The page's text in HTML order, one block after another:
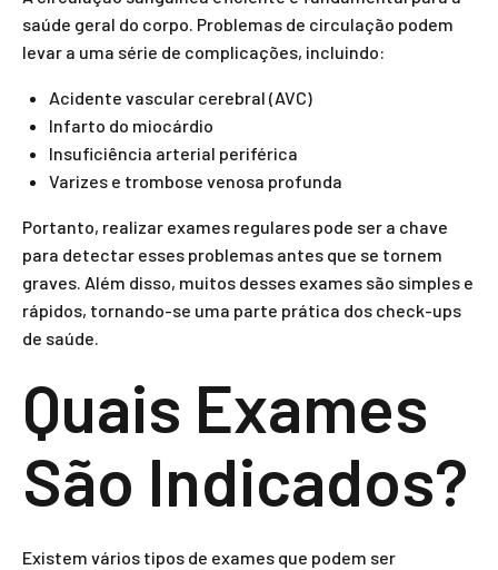
saúde geral do corpo. Problemas de circulação podem
levar a uma série de complicações, incluindo:
Acidente vascular cerebral (AVC)
Infarto do miocárdio
Insuficiência arterial periférica
Varizes e trombose venosa profunda
Portanto, realizar exames regulares pode ser a chave
para detectar esses problemas antes que se tornem
graves. Além disso, muitos desses exames são simples e
rápidos, tornando-se uma parte prática dos check-ups
de saúde.
Quais Exames
São Indicados?
Existem vários tipos de exames que podem ser